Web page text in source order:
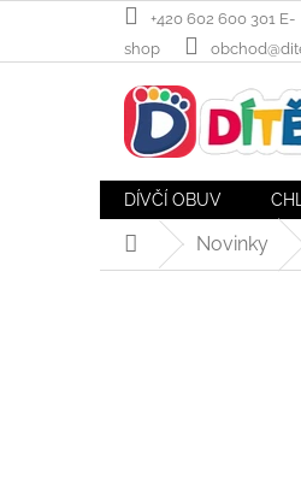
obsah
+420 602 600 301 E-
shop
DÍVČÍ OBUV
DomůNovinky